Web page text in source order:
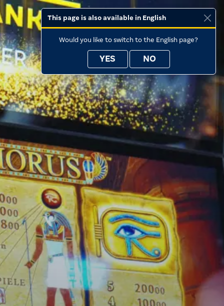
This page is also available in English
Would you like to switch to the English page?
YES NO